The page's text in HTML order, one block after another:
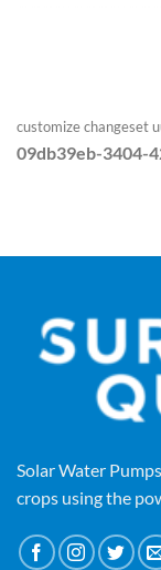
customize changeset
09db39eb-3404-
Solar Water
crops using the